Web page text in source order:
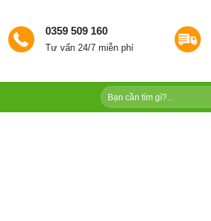
0359 509 160
Tư vấn 24/7 miễn phí
Tìm
kiếm: